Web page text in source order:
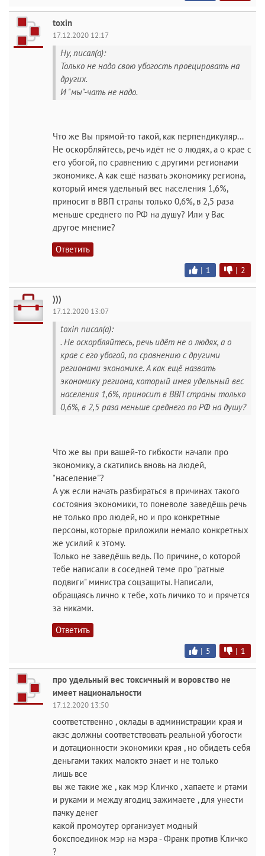
toxin
17.12.2020 12:17
Ну, писал(а):
Только не надо свою убогость проецировать на
других.
И "мы"-чать не надо.
Что же Вы прямой-то такой, как перпендикуляр...
Не оскорбляйтесь, речь идёт не о людях, а о крае с
его убогой, по сравнению с другими регионами
экономике. А как ещё назвать экономику региона,
который имея удельный вес населения 1,6%,
приносит в ВВП страны только 0,6%, в 2,5 раза
меньше среднего по РФ на душу? Или у Вас
другое мнение?
Ответить
| 1 | 2
)))
17.12.2020 13:07
toxin писал(а):
. Не оскорбляйтесь, речь идёт не о людях, а о
крае с его убогой, по сравнению с другими
регионами экономике. А как ещё назвать
экономику региона, который имея удельный вес
населения 1,6%, приносит в ВВП страны только
0,6%, в 2,5 раза меньше среднего по РФ на душу?
Что же вы при вашей-то гибкости начали про
экономику, а скатились вновь на людей,
"население"?
А уж если начать разбираться в причинах такого
состояния экономики, то поневоле заведёшь речь
не только про людей, но и про конкретные
персоны, которые приложили немало конкретных
же усилий к этому.
Только не заведёшь ведь. По причине, о которой
тебе написали в соседней теме про "ратные
подвиги" министра соцзащиты. Написали,
обращаясь лично к тебе, хоть личико то и прячется
за никами.
Ответить
| 5 | 1
про удельный вес токсичный и воровство не
имеет национальности
17.12.2020 13:50
соответственно , оклады в администрации края и
акзс должны соответствовать реальной убогости
и дотационности экономики края , но обидеть себя
деньгами таких малокто знает и не только
лишь все
вы же такие же , как мэр Кличко , хапаете и ртами
и руками и между ягодиц зажимаете , для унести
пачку денег
какой промоутер организует модный
бокспоединок мэр на мэра - Франк против Кличко
?